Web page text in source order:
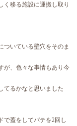
く移る施設に運搬し取り
ついている壁穴をそのま
が、色々な事情もあり今
てるかなと思いました
で蓋をしてパテを2回し